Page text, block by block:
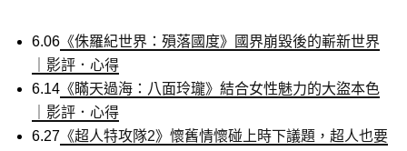
6.06 《侏羅紀世界：殞落國度》國界崩毀後的嶄新世界
｜影評．心得
6.14 《瞞天過海：八面玲瓏》結合女性魅力的大盜本色
｜影評．心得
6.27 《超人特攻隊2》懷舊情懷碰上時下議題，超人也要